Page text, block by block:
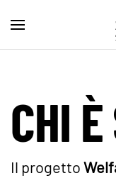
CHI
Il progetto